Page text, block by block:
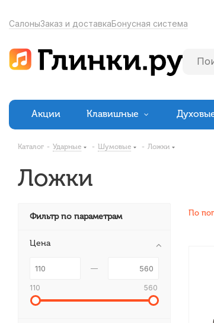
СалоныЗаказ и доставкаБонусная система
Акции Клавишные
Каталог - Ударные - Шумовые - Ложки
Ложки
По
Фильтр по параметрам
Цена
110 560